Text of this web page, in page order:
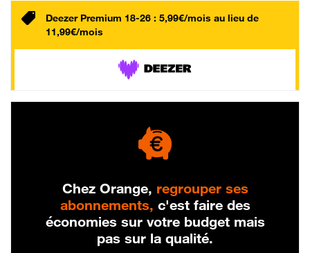
Deezer Premium 18-26 : 5,99€/mois au lieu de
11,99€/mois
Chez Orange, regrouper ses
abonnements, c'est faire des
économies sur votre budget mais
pas sur la qualité.